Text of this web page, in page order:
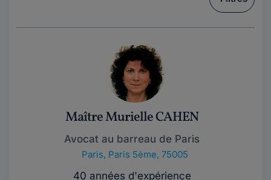
Maître Murielle CAHEN
Avocat au barreau de Paris
Paris, Paris 5ème, 75005
40 années d'expérience